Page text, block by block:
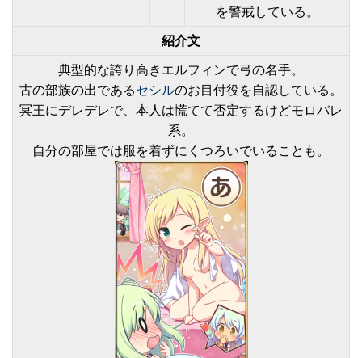
を警戒している。
紹介文
典型的な誇り高きエルフィンで弓の名手。
古の部族の出であるセシルのお目付役を自認している。
冥王にデレデレで、本人は慌てて否定するけどモロバレ
系。
自分の部屋では服を着ずにくつろいでいることも。